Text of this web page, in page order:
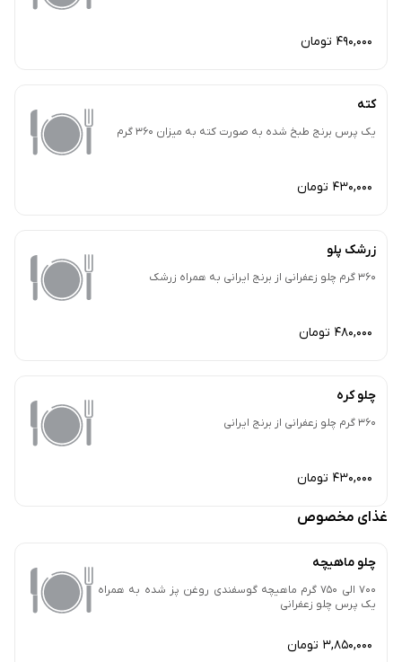
490,000 تومان
کته
یک پرس برنج طبخ شده به صورت کته به میزان 360 گرم
430,000 تومان
زرشک پلو
360 گرم چلو زعفرانی از برنج ایرانی به همراه زرشک
480,000 تومان
چلو کره
360 گرم چلو زعفرانی از برنج ایرانی
430,000 تومان
غذای مخصوص
چلو ماهیچه
700 الی 750 گرم ماهیچه گوسفندی روغن پز شده به همراه
یک پرس چلو زعفرانی
3,850,000 تومان